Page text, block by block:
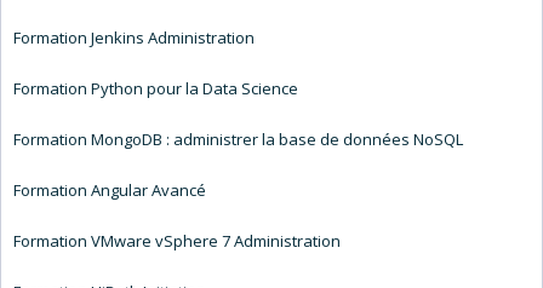
Formation Jenkins Administration
Formation Python pour la Data Science
Formation MongoDB : administrer la base de données NoSQL
Formation Angular Avancé
Formation VMware vSphere 7 Administration